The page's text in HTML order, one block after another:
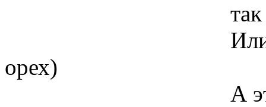
так (
Или
орех)
А этот -